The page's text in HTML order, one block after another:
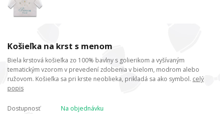
Košieľka na krst s menom
Biela krstová košieľka zo 100% bavlny s golierikom a vyšívaným
tematickým vzorom v prevedení zdobenia v bielom, modrom alebo
ružovom. Košieľka sa pri krste neoblieka, prikladá sa ako symbol. celý
popis
Dostupnosť
Na objednávku